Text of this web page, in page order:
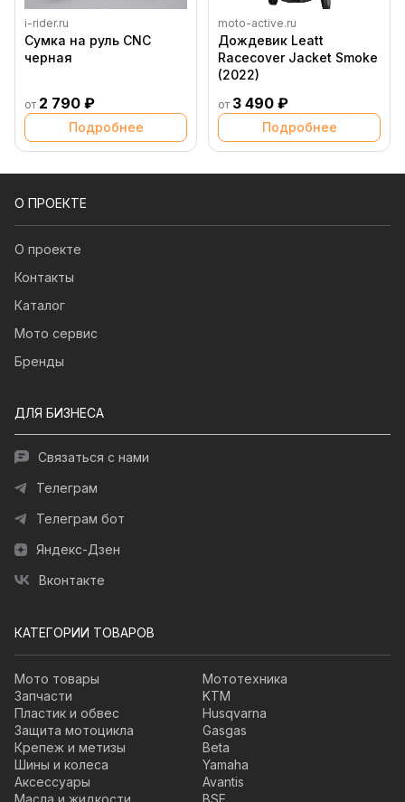
i-rider.ru
Сумка на руль CNC
черная
от 2 790 ₽
Подробнее
moto-active.ru
Дождевик Leatt
Racecover Jacket Smoke
(2022)
от 3 490 ₽
Подробнее
О ПРОЕКТЕ
О проекте
Контакты
Каталог
Мото сервис
Бренды
ДЛЯ БИЗНЕСА
Связаться с нами
Телеграм
Телеграм бот
Яндекс-Дзен
Вконтакте
КАТЕГОРИИ ТОВАРОВ
Мото товары
Запчасти
Пластик и обвес
Защита мотоцикла
Крепеж и метизы
Шины и колеса
Аксессуары
Мототехника
KTM
Husqvarna
Gasgas
Beta
Yamaha
Avantis